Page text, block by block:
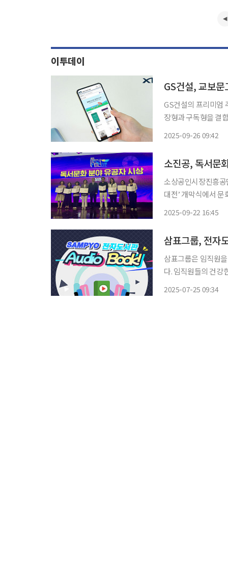
이투데이
GS건설, 교보문
GS건설의 프리미엄
장형과 구독형을 결
2025-09-26 09:42
소진공, 독서문
소상공인시장진흥
대전’ 개막식에서 문화체
2025-09-22 16:45
삼표그룹, 전자
삼표그룹은 임직원
다. 임직원들의 건강
2025-07-25 09:34